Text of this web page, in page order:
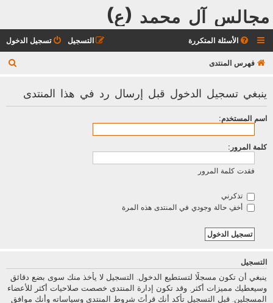
مجالس آل محمد (ع)
الأسئلة المتكررة تسجيل الدخول التسجيل
فهرس المنتدى
ينبغي تسجيل الدخول قبل إرسال رد في هذا المنتدى
اسم المستخدم:
كلمة المرور:
فقدت كلمة المرور
تذكرني
أخفِ حالة وجودي في المنتدى هذه المرة
التسجيل
ينبغي أن تكون مسجلًا لتستطيع الدخول. التسجيل لا يأخذ منك سوى بضع دقائق
وسيعطيك مميزات أكثر. وقد تكون إدارة المنتدى خصصت صلاحيات أكثر للأعضاء
المسجلين. قبل التسجيل تأكد أنك قرأتَ شروط المنتدى وسياساته وأنك موافق